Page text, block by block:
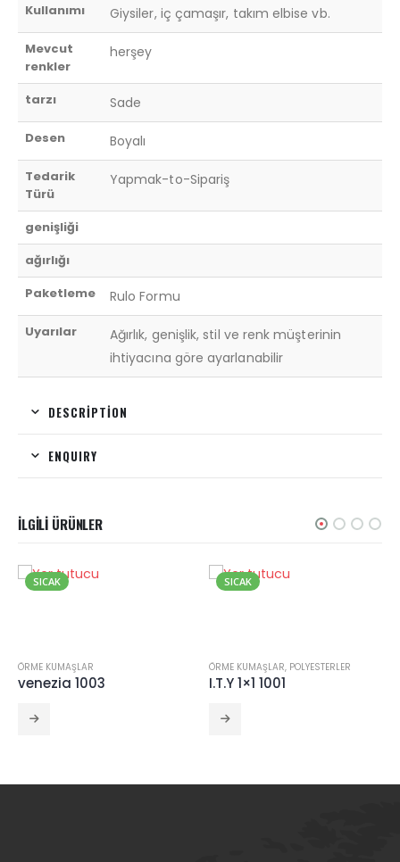
Kullanımı Giysiler, iç çamaşır, takım elbise vb.
Mevcut
renkler
herşey
tarzı Sade
Desen Boyalı
Tedarik
Türü
Yapmak-to-Sipariş
genişliği
ağırlığı
Paketleme
Rulo Formu
Uyarılar
Ağırlık, genişlik, stil ve renk müşterinin
ihtiyacına göre ayarlanabilir
DESCRIPTION
ENQUIRY
İLGILI ÜRÜNLER
SICAK
ÖRME KUMAŞLAR
venezia 1003
SICAK
ÖRME KUMAŞLAR, POLYESTERLER
I.T.Y 1×1 1001